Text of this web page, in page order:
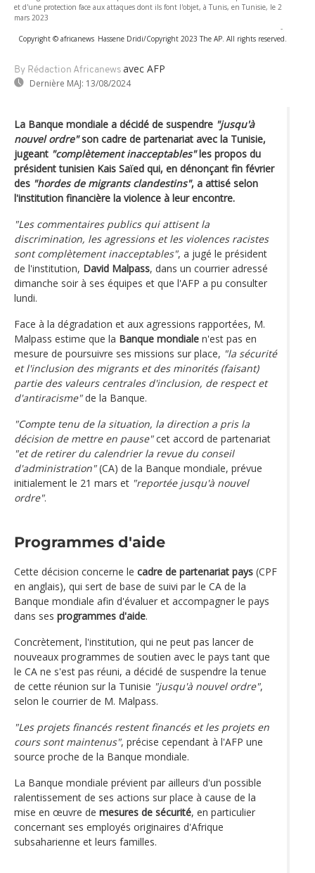
et d'une protection face aux attaques dont ils font l'objet, à Tunis, en Tunisie, le 2
mars 2023
-
Copyright © africanews Hassene Dridi/Copyright 2023 The AP. All rights reserved.
By Rédaction Africanews avec AFP
Dernière MAJ: 13/08/2024
La Banque mondiale a décidé de suspendre "jusqu'à
nouvel ordre"son cadre de partenariat avec la Tunisie,
jugeant "complètement inacceptables"les propos du
président tunisien Kais Saïed qui, en dénonçant fin février
des "hordes de migrants clandestins", a attisé selon
l'institution financière la violence à leur encontre.
"Les commentaires publics qui attisent la
discrimination, les agressions et les violences racistes
sont complètement inacceptables", a jugé le président
de l'institution, David Malpass, dans un courrier adressé
dimanche soir à ses équipes et que l'AFP a pu consulter
lundi.
Face à la dégradation et aux agressions rapportées, M.
Malpass estime que la Banque mondiale n'est pas en
mesure de poursuivre ses missions sur place, "la sécurité
et l'inclusion des migrants et des minorités (faisant)
partie des valeurs centrales d'inclusion, de respect et
d'antiracisme"de la Banque.
"Compte tenu de la situation, la direction a pris la
décision de mettre en pause"cet accord de partenariat
"et de retirer du calendrier la revue du conseil
d'administration"(CA) de la Banque mondiale, prévue
initialement le 21 mars et "reportée jusqu'à nouvel
ordre".
Programmes d'aide
Cette décision concerne le cadre de partenariat pays (CPF
en anglais), qui sert de base de suivi par le CA de la
Banque mondiale afin d'évaluer et accompagner le pays
dans ses programmes d'aide.
Concrètement, l'institution, qui ne peut pas lancer de
nouveaux programmes de soutien avec le pays tant que
le CA ne s'est pas réuni, a décidé de suspendre la tenue
de cette réunion sur la Tunisie "jusqu'à nouvel ordre",
selon le courrier de M. Malpass.
"Les projets financés restent financés et les projets en
cours sont maintenus", précise cependant à l'AFP une
source proche de la Banque mondiale.
La Banque mondiale prévient par ailleurs d'un possible
ralentissement de ses actions sur place à cause de la
mise en œuvre de mesures de sécurité, en particulier
concernant ses employés originaires d'Afrique
subsaharienne et leurs familles.